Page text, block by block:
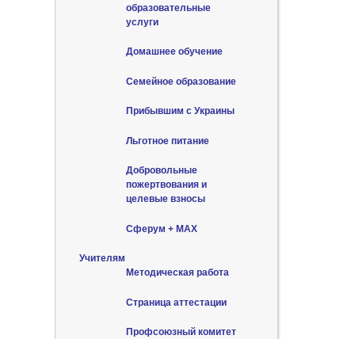
образовательные
услуги
Домашнее обучение
Семейное образование
Прибывшим с Украины
Льготное питание
Добровольные
пожертвования и
целевые взносы
Сферум + MAX
Учителям
Методическая работа
Страница аттестации
Профсоюзный комитет